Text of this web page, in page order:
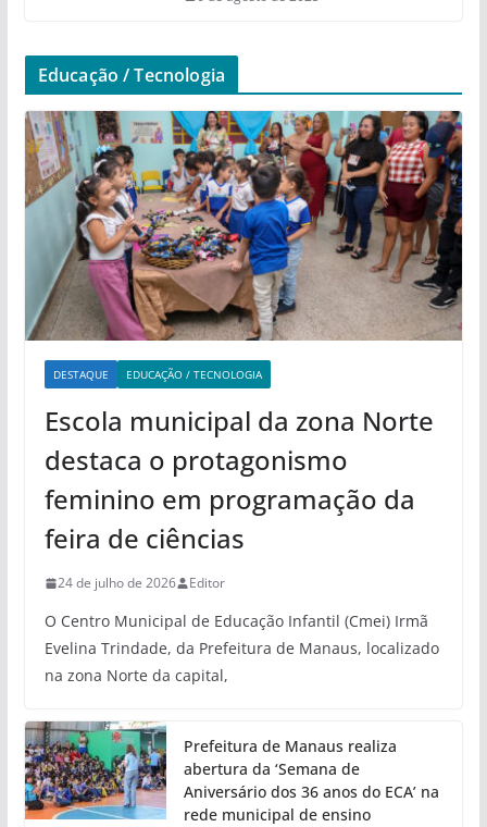
Educação / Tecnologia
DESTAQUE EDUCAÇÃO / TECNOLOGIA
Escola municipal da zona Norte
destaca o protagonismo
feminino em programação da
feira de ciências
24 de julho de 2026 Editor
O Centro Municipal de Educação Infantil (Cmei) Irmã
Evelina Trindade, da Prefeitura de Manaus, localizado
na zona Norte da capital,
Prefeitura de Manaus realiza
abertura da ‘Semana de
Aniversário dos 36 anos do ECA’ na
rede municipal de ensino